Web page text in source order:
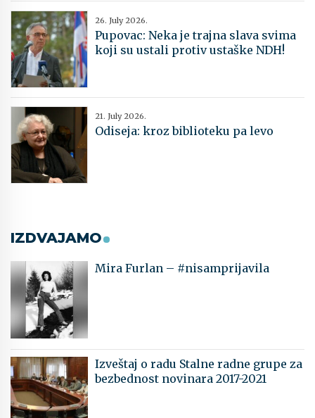
26. July 2026.
Pupovac: Neka je trajna slava svima
koji su ustali protiv ustaške NDH!
21. July 2026.
Odiseja: kroz biblioteku pa levo
IZDVAJAMO
Mira Furlan – #nisamprijavila
Izveštaj o radu Stalne radne grupe za
bezbednost novinara 2017-2021